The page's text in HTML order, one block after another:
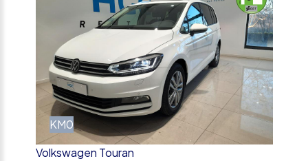
KM0
Volkswagen Touran